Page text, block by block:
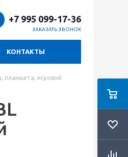
+7 995 099-17-36
ЗАКАЗАТЬ ЗВОНОК
КОНТАКТЫ
планшета, игровой